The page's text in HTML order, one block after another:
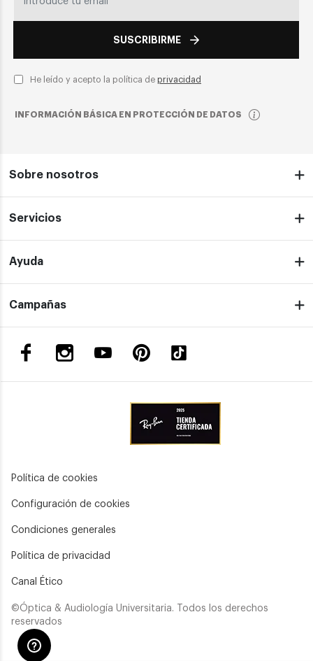
SUSCRIBIRME
He leído y acepto la política de privacidad
INFORMACIÓN BÁSICA EN PROTECCIÓN DE DATOS
Sobre nosotros
Servicios
Ayuda
Campañas
Política de cookies
Configuración de cookies
Condiciones generales
Política de privacidad
Canal Ético
©Óptica & Audiología Universitaria. Todos los derechos
reservados